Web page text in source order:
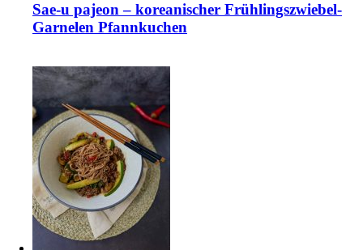
Sae-u pajeon – koreanischer Frühlingszwiebel-
Garnelen Pfannkuchen